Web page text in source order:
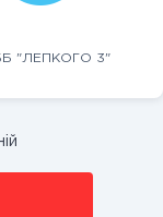
"ЛЕПКОГО 3"